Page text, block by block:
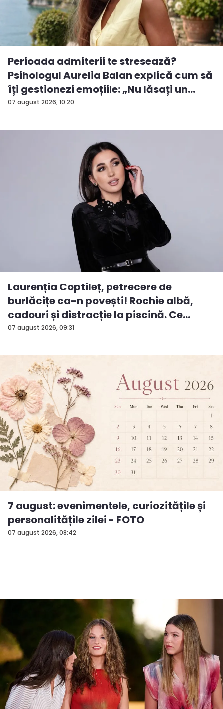
07 august 2026, 10:20
Perioada admiterii te stresează?
Psihologul Aurelia Balan explică cum să
îți gestionezi emoțiile: „Nu lăsați un
rezu...
07 august 2026, 09:31
Laurenția Coptileț, petrecere de
burlăcițe ca-n povești! Rochie albă,
cadouri și distracție la piscină. Ce
surp...
07 august 2026, 08:42
7 august: evenimentele, curiozitățile și
personalitățile zilei - FOTO